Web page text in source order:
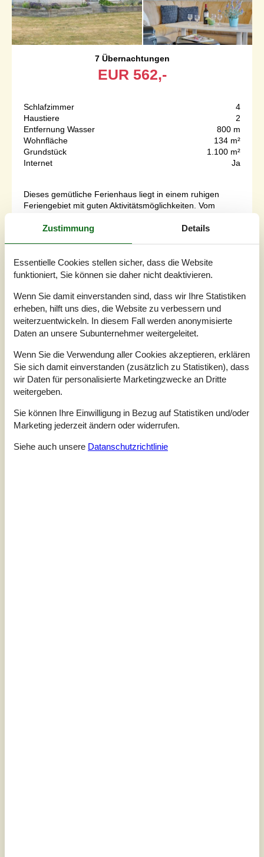
7 Übernachtungen
EUR 562,-
Schlafzimmer
4
Haustiere
2
Entfernung Wasser
800 m
Wohnfläche
134 m²
Grundstück
1.100 m²
Internet
Ja
Dieses gemütliche Ferienhaus liegt in einem ruhigen
Feriengebiet mit guten Aktivitätsmöglichkeiten. Vom
Ferienhaus eignet sich für 8 Personen. Die
renoviert. Es ist erlaubt 2 Haustiere mitzubringen. Die
Ferienunterkunft ist mit energies...
Zu Favoriten hinzufügen
Gemütliches Ferienhaus bei
Limfjord mit Dampfkabine
Hjaltesvej - Ertebölle - 9640 - Around The Limfjord
8 Personen Objekt Nr.:090-08914 2,0
Zustimmung Details
Essentielle Cookies stellen sicher, dass die Website
funktioniert, Sie können sie daher nicht deaktivieren.
Wenn Sie damit einverstanden sind, dass wir Ihre Statistiken
erheben, hilft uns dies, die Website zu verbessern und
weiterzuentwickeln. In diesem Fall werden anonymisierte
Daten an unsere Subunternehmer weitergeleitet.
Wenn Sie die Verwendung aller Cookies akzeptieren, erklären
Sie sich damit einverstanden (zusätzlich zu Statistiken), dass
wir Daten für personalisierte Marketingzwecke an Dritte
weitergeben.
Sie können Ihre Einwilligung in Bezug auf Statistiken und/oder
Marketing jederzeit ändern oder widerrufen.
Siehe auch unsere Datanschutzrichtlinie